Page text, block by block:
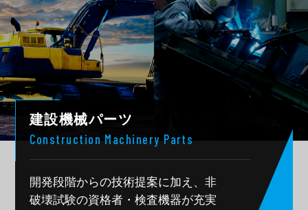
建設機械パーツ
Construction Machinery Parts
開発段階からの技術提案に加え、 非
破壊試験の資格者・検査機器が充実